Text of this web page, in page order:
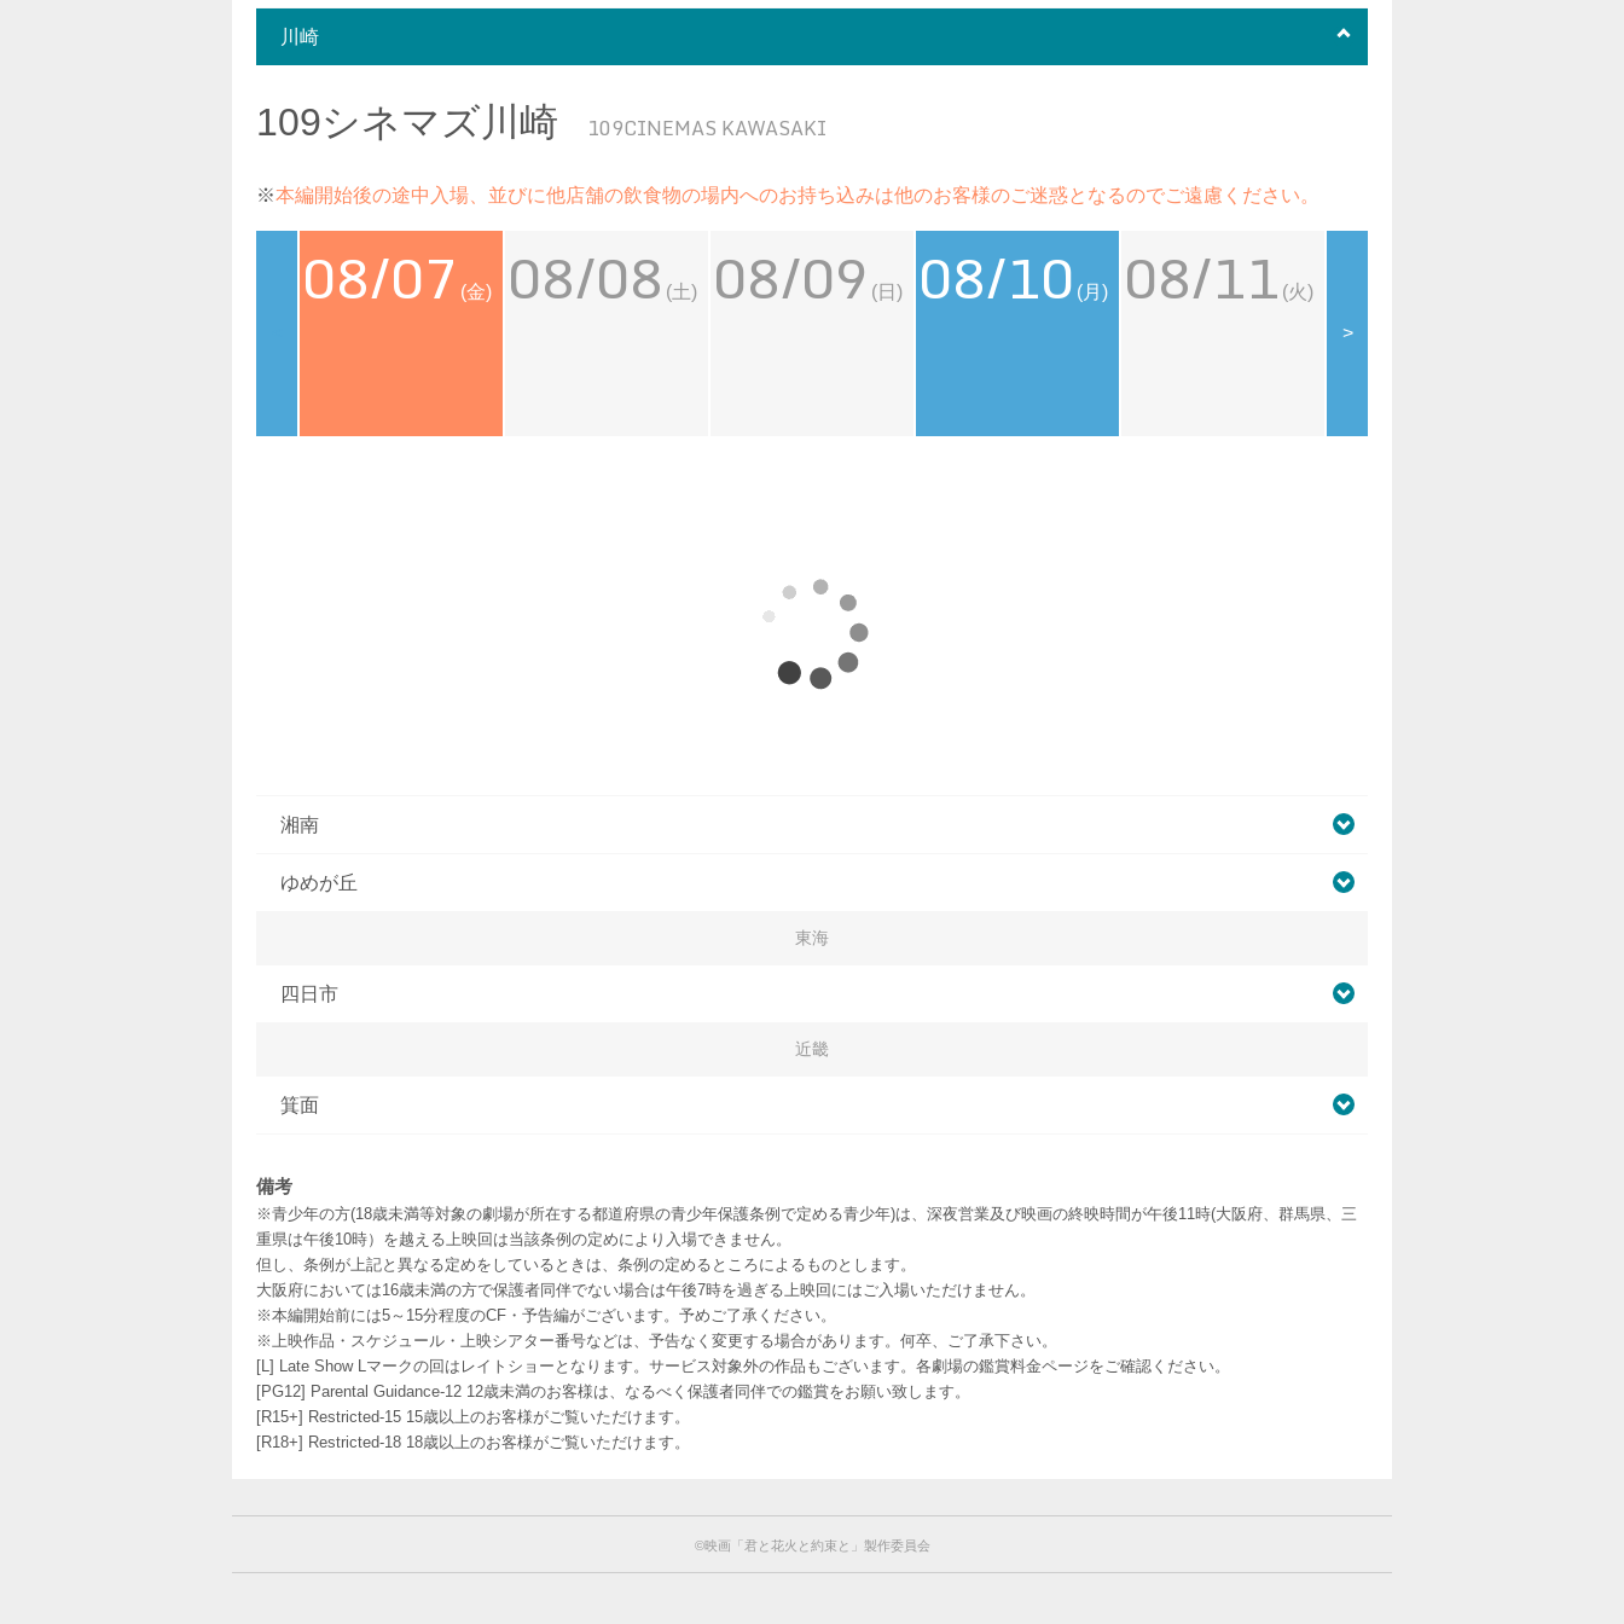
川崎
109シネマズ川崎 109CINEMAS KAWASAKI
※本編開始後の途中入場、並びに他店舗の飲食物の場内へのお持ち込みは他のお客様のご迷惑となるのでご遠慮ください。
08/07 (金) 08/08 (土) 08/09 (日) 08/10 (月) 08/11 (火)
>
湘南
ゆめが丘
東海
四日市
近畿
箕面
備考
※青少年の方(18歳未満等対象の劇場が所在する都道府県の青少年保護条例で定める青少年)は、深夜営業及び映画の終映時間が午後11時(大阪府、群馬県、三
重県は午後10時）を越える上映回は当該条例の定めにより入場できません。
但し、条例が上記と異なる定めをしているときは、条例の定めるところによるものとします。
大阪府においては16歳未満の方で保護者同伴でない場合は午後7時を過ぎる上映回にはご入場いただけません。
※本編開始前には5～15分程度のCF・予告編がございます。予めご了承ください。
※上映作品・スケジュール・上映シアター番号などは、予告なく変更する場合があります。何卒、ご了承下さい。
[L] Late Show Lマークの回はレイトショーとなります。サービス対象外の作品もございます。各劇場の鑑賞料金ページをご確認ください。
[PG12] Parental Guidance-12 12歳未満のお客様は、なるべく保護者同伴での鑑賞をお願い致します。
[R15+] Restricted-15 15歳以上のお客様がご覧いただけます。
[R18+] Restricted-18 18歳以上のお客様がご覧いただけます。
©︎映画「君と花火と約束と」製作委員会